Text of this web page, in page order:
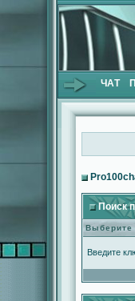
ЧАТ
Поиск
Выберите
Введите